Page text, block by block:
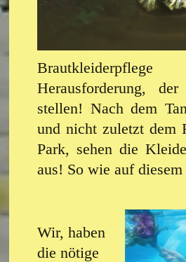
Herausforderung,
stellen! Nach dem
und nicht zuletzt dem
Park, sehen die
aus! So wie auf
Wir, haben
die nötige